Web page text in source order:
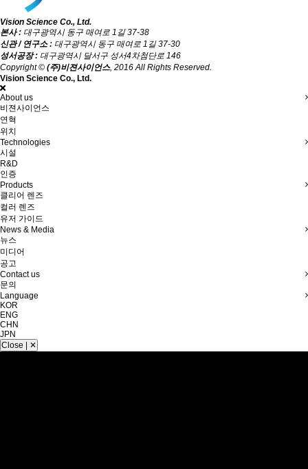
Vision Science Co., Ltd.
본사 : 대구광역시 동구 매여로 1길 37-38
신관 / 연구소 : 대구광역시 동구 매여로 1길 37-30
성서공장 : 대구광역시 달서구 성서4차첨단로 146
Copyright © (주)비젼사이언스, 2016 All Rights Reserved.
Vision Science Co., Ltd.
About us
비젼사이언스
연혁
위치
Technologies
시설
R&D
인증
Products
클리어 렌즈
컬러 렌즈
유저 가이드
News & Media
뉴스
미디어
공고
Contact us
문의
Language
KOR
ENG
CHN
JPN
Close | ✕